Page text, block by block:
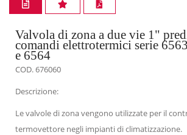
Valvola di zona a due vie 1"
comandi elettrotermici serie
e 6564
COD. 676060
Descrizione:
Le valvole di zona vengono utilizzate per il
termovettore negli impianti di climatizzazione.